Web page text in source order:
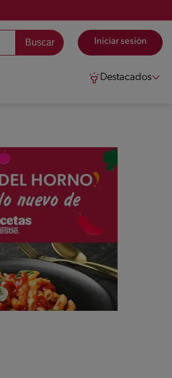
Iniciar sesión
Destacados